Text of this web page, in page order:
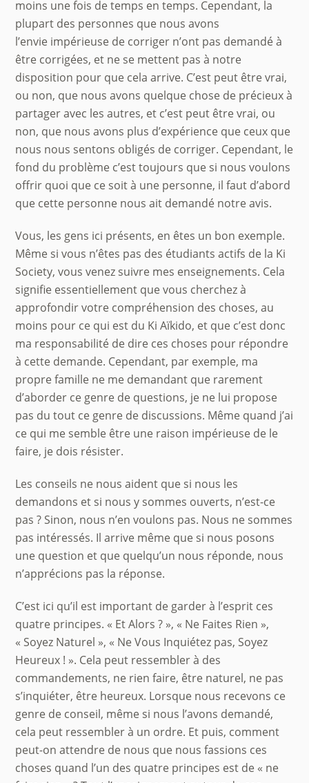
moins une fois de temps en temps. Cependant, la
plupart des personnes que nous avons
l’envie impérieuse de corriger n’ont pas demandé à
être corrigées, et ne se mettent pas à notre
disposition pour que cela arrive. C’est peut être vrai,
ou non, que nous avons quelque chose de précieux à
partager avec les autres, et c’est peut être vrai, ou
non, que nous avons plus d’expérience que ceux que
nous nous sentons obligés de corriger. Cependant, le
fond du problème c’est toujours que si nous voulons
offrir quoi que ce soit à une personne, il faut d’abord
que cette personne nous ait demandé notre avis.
Vous, les gens ici présents, en êtes un bon exemple.
Même si vous n’êtes pas des étudiants actifs de la Ki
Society, vous venez suivre mes enseignements. Cela
signifie essentiellement que vous cherchez à
approfondir votre compréhension des choses, au
moins pour ce qui est du Ki Aïkido, et que c’est donc
ma responsabilité de dire ces choses pour répondre
à cette demande. Cependant, par exemple, ma
propre famille ne me demandant que rarement
d’aborder ce genre de questions, je ne lui propose
pas du tout ce genre de discussions. Même quand j’ai
ce qui me semble être une raison impérieuse de le
faire, je dois résister.
Les conseils ne nous aident que si nous les
demandons et si nous y sommes ouverts, n’est-ce
pas ? Sinon, nous n’en voulons pas. Nous ne sommes
pas intéressés. Il arrive même que si nous posons
une question et que quelqu’un nous réponde, nous
n’apprécions pas la réponse.
C’est ici qu’il est important de garder à l’esprit ces
quatre principes. « Et Alors ? », « Ne Faites Rien »,
« Soyez Naturel », « Ne Vous Inquiétez pas, Soyez
Heureux ! ». Cela peut ressembler à des
commandements, ne rien faire, être naturel, ne pas
s’inquiéter, être heureux. Lorsque nous recevons ce
genre de conseil, même si nous l’avons demandé,
cela peut ressembler à un ordre. Et puis, comment
peut-on attendre de nous que nous fassions ces
choses quand l’un des quatre principes est de « ne